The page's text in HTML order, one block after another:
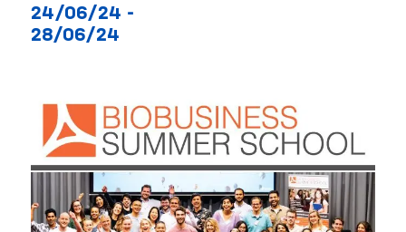
24/06/24 -
28/06/24